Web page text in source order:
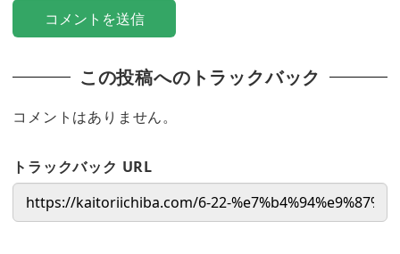
この投稿へのトラックバック
コメントはありません。
トラックバック URL